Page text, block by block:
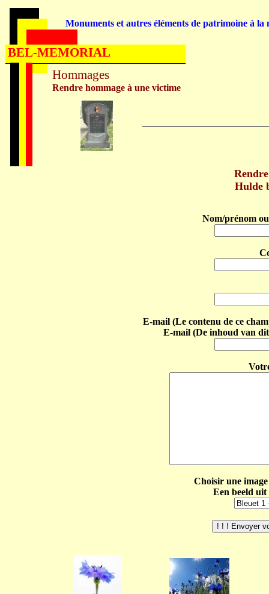
Hulde
Nom/prénom
E-mail (Le contenu de ce
E-mail (De inhoud van
Choisir une
Een beeld
Hommages
Rendre hommage à une victime
Monuments et autres éléments de patrimoine à la
BEL-MEMORIAL